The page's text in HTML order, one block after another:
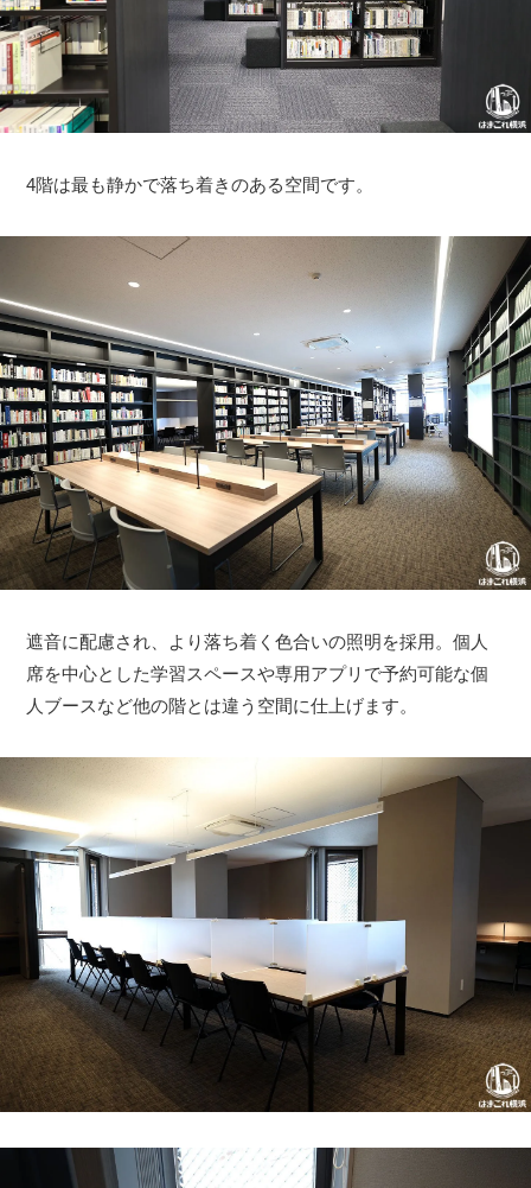
4階は最も静かで落ち着きのある空間です。
遮音に配慮され、より落ち着く色合いの照明を採用。個人
席を中心とした学習スペースや専用アプリで予約可能な個
人ブースなど他の階とは違う空間に仕上げます。